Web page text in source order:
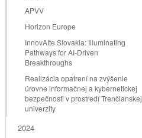
APVV
Horizon Europe
InnovAIte Slovakia: Illuminating
Pathways for AI-Driven
Breakthroughs
Realizácia opatrení na zvýšenie
úrovne informačnej a kybernetickej
bezpečnosti v prostredí Trenčianskej
univerzity
2024